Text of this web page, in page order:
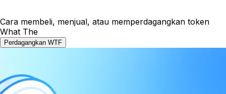
Cara membeli, menjual, atau memperdagangkan token
What The
Perdagangkan WTF